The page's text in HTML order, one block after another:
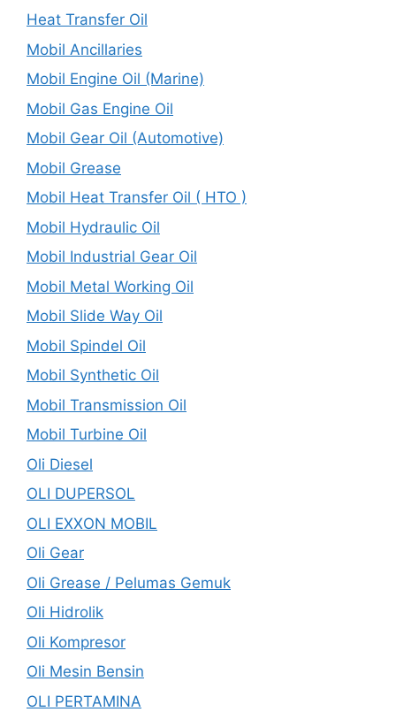
Heat Transfer Oil
Mobil Ancillaries
Mobil Engine Oil (Marine)
Mobil Gas Engine Oil
Mobil Gear Oil (Automotive)
Mobil Grease
Mobil Heat Transfer Oil ( HTO )
Mobil Hydraulic Oil
Mobil Industrial Gear Oil
Mobil Metal Working Oil
Mobil Slide Way Oil
Mobil Spindel Oil
Mobil Synthetic Oil
Mobil Transmission Oil
Mobil Turbine Oil
Oli Diesel
OLI DUPERSOL
OLI EXXON MOBIL
Oli Gear
Oli Grease / Pelumas Gemuk
Oli Hidrolik
Oli Kompresor
Oli Mesin Bensin
OLI PERTAMINA